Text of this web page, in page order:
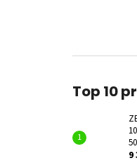
Top 10
9